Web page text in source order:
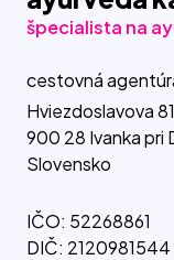
špecialista na
cestovná
Hviezdoslavova 81
900 28 Ivanka pri
Slovensko
IČO: 52268861
DIČ: 2120981544